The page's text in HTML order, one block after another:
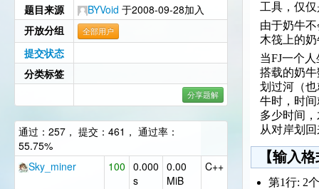
题目来源 BYVoid 于2008-09-28加入
开放分组
全部用户
提交状态
分类标签
分享题解
通过：257， 提交：461， 通过率：
55.75%
Sky_miner
100 0.000
s
0.00
MiB
C++
工具，仅
由于奶牛
木筏上的
当FJ一个
搭载的奶牛
划过河（
牛时，时
多少时间
从对岸划
【输入
第1行: 2